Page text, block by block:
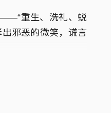
重生、洗礼、蜕
邪恶的微笑，谎言